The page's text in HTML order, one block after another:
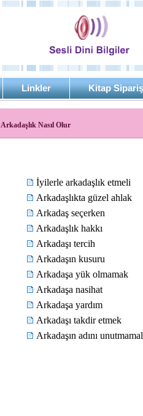
Linkler Kitap
Arkadaşlık Nasıl Olur
İyilerle arkadaşlık etmeli
Arkadaşlıkta güzel ahlak
Arkadaş seçerken
Arkadaşlık hakkı
Arkadaşı tercih
Arkadaşın kusuru
Arkadaşa yük olmamak
Arkadaşa nasihat
Arkadaşa yardım
Arkadaşı takdir etmek
Arkadaşın adını